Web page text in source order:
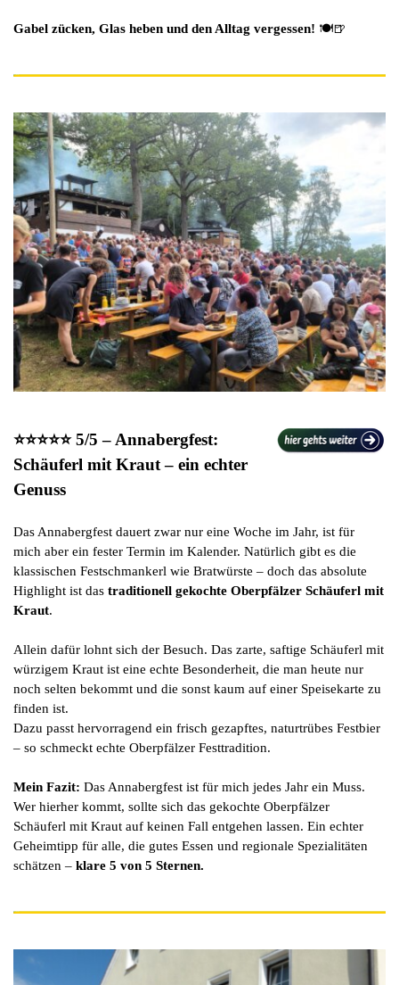
Gabel zücken, Glas heben und den Alltag vergessen! 🍽️🍺
⭐⭐⭐⭐⭐ 5/5 – Annabergfest:
Schäuferl mit Kraut – ein echter
Genuss
Das Annabergfest dauert zwar nur eine Woche im Jahr, ist für
mich aber ein fester Termin im Kalender. Natürlich gibt es die
klassischen Festschmankerl wie Bratwürste – doch das absolute
Highlight ist das traditionell gekochte Oberpfälzer Schäuferl mit
Kraut.
Allein dafür lohnt sich der Besuch. Das zarte, saftige Schäuferl mit
würzigem Kraut ist eine echte Besonderheit, die man heute nur
noch selten bekommt und die sonst kaum auf einer Speisekarte zu
finden ist.
Dazu passt hervorragend ein frisch gezapftes, naturtrübes Festbier
– so schmeckt echte Oberpfälzer Festtradition.
Mein Fazit: Das Annabergfest ist für mich jedes Jahr ein Muss.
Wer hierher kommt, sollte sich das gekochte Oberpfälzer
Schäuferl mit Kraut auf keinen Fall entgehen lassen. Ein echter
Geheimtipp für alle, die gutes Essen und regionale Spezialitäten
schätzen – klare 5 von 5 Sternen.